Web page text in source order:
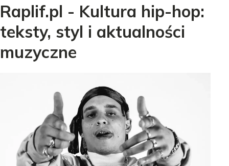
Raplif.pl - Kultura hip-hop:
teksty, styl i aktualności
muzyczne